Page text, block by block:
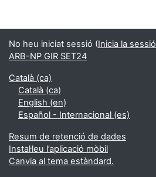
No heu iniciat sessió (Inicia la sessió
ARB-NP GIR SET24
Català ‎(ca)‎
Català ‎(ca)‎
English ‎(en)‎
Español - Internacional ‎(es)‎
Resum de retenció de dades
Instal·leu l’aplicació mòbil
Canvia al tema estàndard.